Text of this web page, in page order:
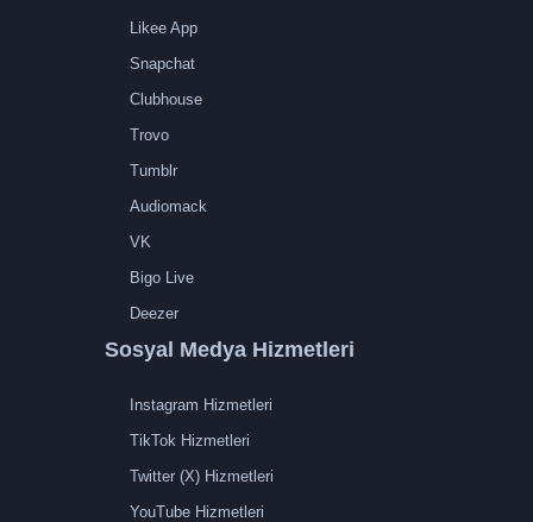
Likee App
Snapchat
Clubhouse
Trovo
Tumblr
Audiomack
VK
Bigo Live
Deezer
Sosyal Medya Hizmetleri
Instagram Hizmetleri
TikTok Hizmetleri
Twitter (X) Hizmetleri
YouTube Hizmetleri